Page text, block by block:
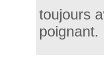
toujours
poignant.